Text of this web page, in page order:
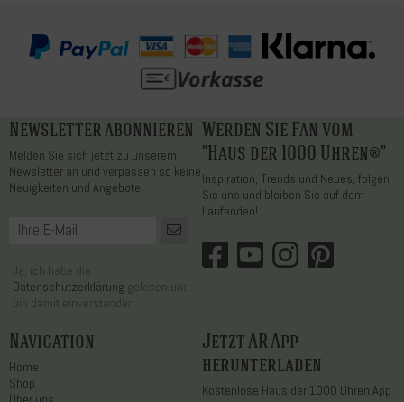
Newsletter abonnieren
Melden Sie sich jetzt zu unserem
Newsletter an und verpassen so keine
Neuigkeiten und Angebote!
Ja, ich habe die
Datenschutzerklärung gelesen und
bin damit einverstanden.
Werden Sie Fan vom
"Haus der 1000 Uhren®"
Inspiration, Trends und Neues, folgen
Sie uns und bleiben Sie auf dem
Laufenden!
Navigation
Home
Shop
Jetzt AR App
herunterladen
Kostenlose Haus der 1000 Uhren App